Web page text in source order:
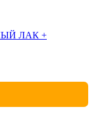
ЛАК +